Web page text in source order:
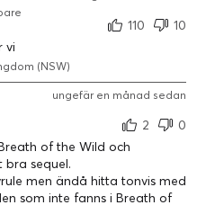
110
10
vi
(NSW)
ungefär en månad sedan
2
0
of the Wild och
bra sequel.
men ändå hitta tonvis med
som inte fanns i Breath of